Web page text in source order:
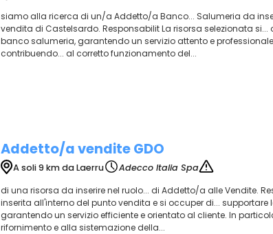
siamo alla ricerca di un/a Addetto/a Banco... Salumeria da
vendita di Castelsardo. Responsabilit La risorsa selezionata
banco salumeria, garantendo un servizio attento e
contribuendo... al corretto funzionamento del...
Addetto/a vendite GDO
A soli 9 km da Laerru
Adecco Italia Spa
di una risorsa da inserire nel ruolo... di Addetto/a alle Vendite.
inserita all'interno del punto vendita e si occuper di... supportare
garantendo un servizio efficiente e orientato al cliente. In
rifornimento e alla sistemazione della...